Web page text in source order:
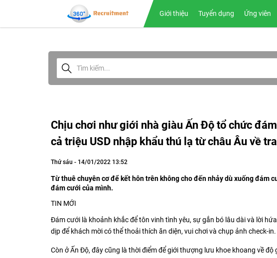
Giới thiệu Tuyển dụng Ứng viên
Chịu chơi như giới nhà giàu Ấn Độ tổ chức
cả triệu USD nhập khẩu thú lạ từ châu Âu về
Thứ sáu - 14/01/2022 13:52
Từ thuê chuyên cơ để kết hôn trên không cho đến nhảy dù xuống
đám cưới của mình.
TIN MỚI
Đám cưới là khoảnh khắc để tôn vinh tình yêu, sự gắn bó lâu dài và lời
dịp để khách mời có thể thoải thích ăn diện, vui chơi và chụp ảnh check-in.
Còn ở Ấn Độ, đây cũng là thời điểm để giới thượng lưu khoe khoang về độ